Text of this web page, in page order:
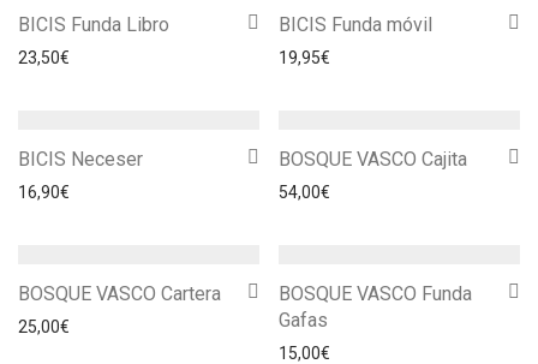
BICIS Funda Libro
23,50€
BICIS Funda móvil
19,95€
BICIS Neceser
16,90€
BOSQUE VASCO Cajita
54,00€
BOSQUE VASCO Cartera
25,00€
BOSQUE VASCO Funda
Gafas
15,00€